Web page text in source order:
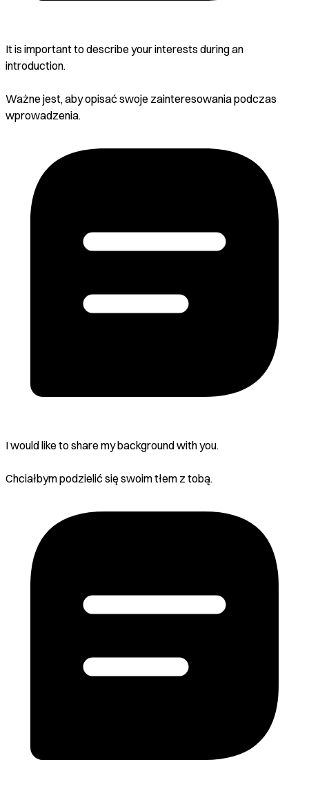
It is important to describe your interests during an
introduction.
Ważne jest, aby opisać swoje zainteresowania podczas
wprowadzenia.
I would like to share my background with you.
Chciałbym podzielić się swoim tłem z tobą.